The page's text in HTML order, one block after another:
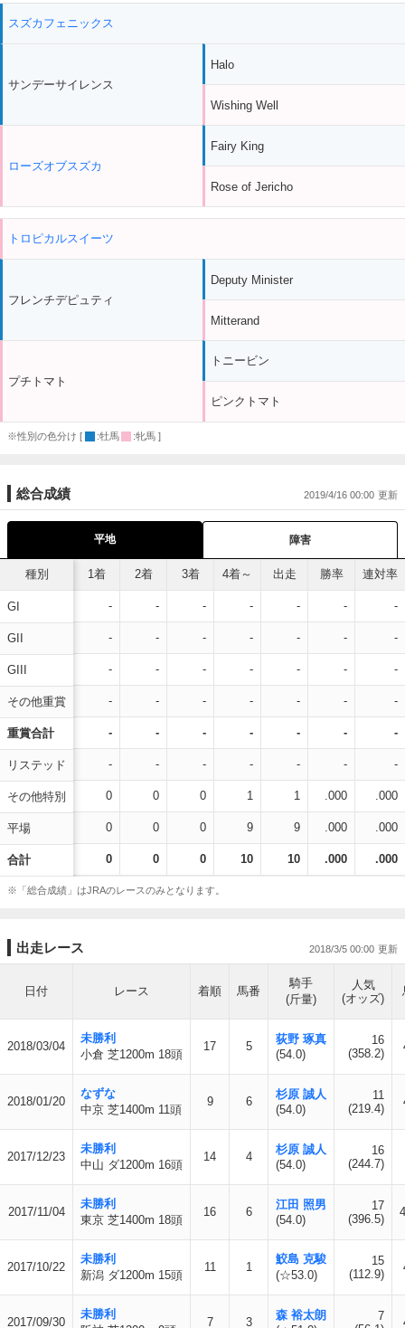
スズカフェニックス
サンデーサイレンス
ローズオブスズカ
Halo
Wishing Well
Fairy King
Rose of Jericho
トロピカルスイーツ
フレンチデピュティ
プチトマト
Deputy Minister
Mitterand
トニービン
ピンクトマト
※性別の色分け [ :牡馬 :牝馬 ]
総合成績 2019/4/16 00:00
平地 障害
種別
GI
GII
GIII
その他重賞
重賞合計
リステッド
その他特別
平場
合計
1着 2着 3着 4着～ 出走 勝率 連対率
- - - - - - -
- - - - - - -
- - - - - - -
- - - - - - -
- - - - - - -
- - - - - - -
0 0 0 1 1 .000 .000
0 0 0 9 9 .000 .000
0 0 0 10 10 .000 .000
※「総合成績」はJRAのレースのみとなります。
出走レース 2018/3/5 00:00
日付 レース 着順 馬番
騎手
(斤量)
人気
(オッズ)
2018/03/04
未勝利
小倉 芝1200m 18頭
17 5
荻野 琢真
(54.0)
16
(358.2)
2018/01/20
なずな
中京 芝1400m 11頭
9 6
杉原 誠人
(54.0)
11
(219.4)
2017/12/23
未勝利
中山 ダ1200m 16頭
14 4
杉原 誠人
(54.0)
16
(244.7)
2017/11/04
未勝利
東京 芝1400m 18頭
16 6
江田 照男
(54.0)
17
(396.5)
2017/10/22
未勝利
新潟 ダ1200m 15頭
11 1
鮫島 克駿
(☆53.0)
15
(112.9)
2017/09/30
未勝利
7 3
森 裕太朗
7